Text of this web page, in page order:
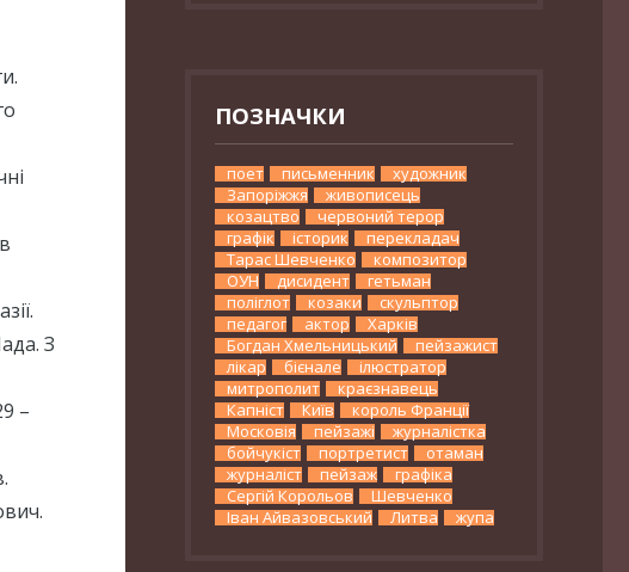
З
–
ПОЗНАЧКИ
поет письменник
художник
Запоріжжя
живописець
козацтво
червоний терор
графік
історик
перекладач
Тарас Шевченко
композитор
ОУН
дисидент
гетьман
поліглот
козаки
скульптор
педагог
актор
Харків
Богдан Хмельницький
пейзажист
лікар
бієнале
ілюстратор
митрополит
краєзнавець
Капніст
Київ
король Франції
Московія
пейзажі
журналістка
бойчукіст
портретист
отаман
журналіст
пейзаж
графіка
Сергій Корольов
Шевченко
Іван Айвазовський
Литва жупа